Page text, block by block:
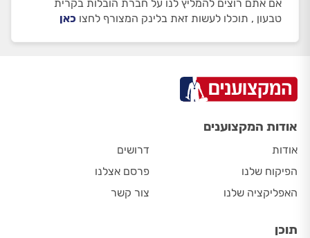
אם אתם רוצים להמליץ לנו על חברת הובלות בקרית
טבעון , תוכלו לעשות זאת בלינק המצורף לחצו כאן
אודות המקצוענים
אודות
הפיקוח שלנו
האפליקציה שלנו
דרושים
פרסם אצלנו
צור קשר
תוכן